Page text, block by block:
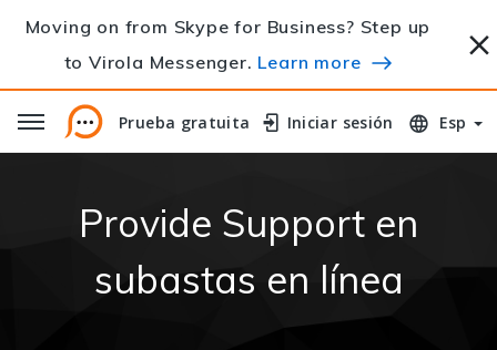
Moving on from Skype for Business? Step up
to Virola Messenger. Learn more
Prueba gratuita
Prueba gratuita Iniciar sesión
Iniciar sesión Esp
Provide Support en
subastas en línea